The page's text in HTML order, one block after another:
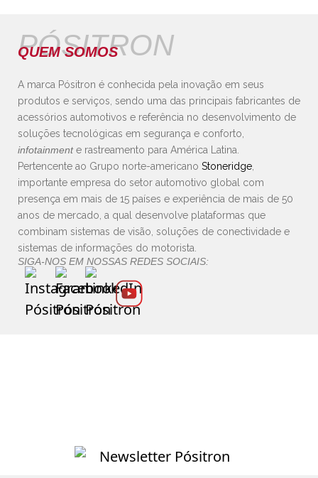
PÓSITRON
QUEM SOMOS
A marca Pósitron é conhecida pela inovação em seus
produtos e serviços, sendo uma das principais fabricantes de
acessórios automotivos e referência no desenvolvimento de
soluções tecnológicas em segurança e conforto,
infotainmente rastreamento para América Latina.
Pertencente ao Grupo norte-americano Stoneridge,
importante empresa do setor automotivo global com
presença em mais de 15 países e experiência de mais de 50
anos de mercado, a qual desenvolve plataformas que
combinam sistemas de visão, soluções de conectividade e
sistemas de informações do motorista.
SIGA-NOS EM NOSSAS REDES SOCIAIS: